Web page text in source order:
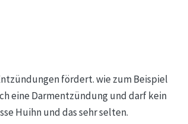
fördert. wie zum Beispiel
eine Darmentzündung und darf kein
Huihn und das sehr selten.